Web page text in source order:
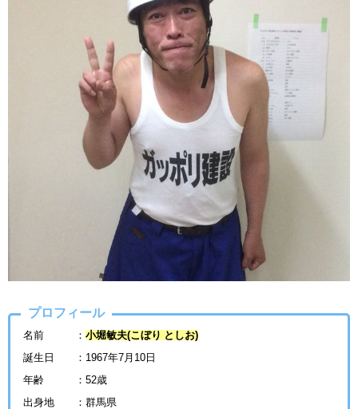
プロフィール
名前 ： 小堀敏夫(こぼり としお)
誕生日 ：1967年7月10日
年齢 ：52歳
出身地 ：群馬県